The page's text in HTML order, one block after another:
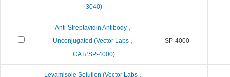
3040)
Anti-Streptavidin Antibody，
Unconjugated (Vector Labs；
CAT#SP-4000)
SP-4000
Levamisole Solution (Vector Labs；